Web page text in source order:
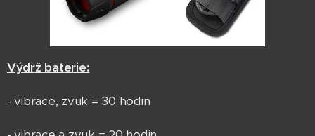
Výdrž baterie:
- vibrace, zvuk = 30 hodin